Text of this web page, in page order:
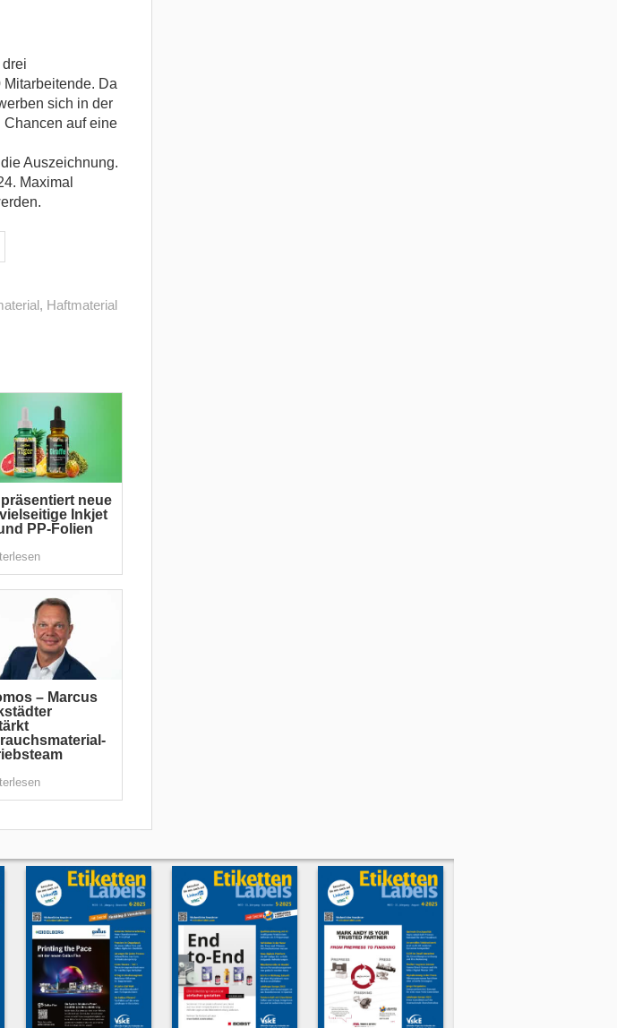
Da
sich in der
Chancen auf eine
Auszeichnung.
Maximal
, Haftmaterial
neue
Inkjet
PP-Folien
– Marcus